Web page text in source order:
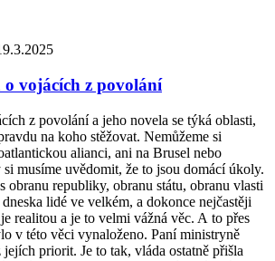
o vojácích z povolání
z povolání a jeho novela se týká oblasti,
na koho stěžovat. Nemůžeme si
alianci, ani na Brusel nebo
musíme uvědomit, že to jsou domácí úkoly.
obranu republiky, obranu státu, obranu vlasti
lidé ve velkém, a dokonce nejčastěji
realitou a je to velmi vážná věc. A to přes
v této věci vynaloženo. Paní ministryně
priorit. Je to tak, vláda ostatně přišla